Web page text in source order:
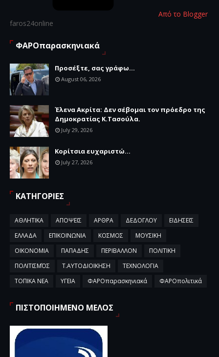
Από το Blogger
faros24online
ΦΑΡΟπαρασκηνιακά
Προσέξτε, σας γράφω...
August 06, 2026
Έλενα Ακρίτα: Δεν σέβομαι τον πρόεδρο της
Δημοκρατίας Κ.Τασούλα.
July 29, 2026
Κορίτσια ευχαριστώ...
July 27, 2026
ΚΑΤΗΓΟΡΙΕΣ
ΑΘΛΗΤΙΚΑ ΑΠΟΨΕΙΣ ΑΡΘΡΑ ΔΕΔΟΓΛΟΥ
ΕΙΔΗΣΕΙΣ
ΕΛΛΑΔΑ
ΕΠΙΚΟΙΝΩΝΙΑ ΚΟΣΜΟΣ
ΜΟΥΣΙΚΗ
ΟΙΚΟΝΟΜΙΑ
ΠΑΠΑΔΗΣ ΠΕΡΙΒΑΛΛΟΝ
ΠΟΛΙΤΙΚΗ
ΠΟΛΙΤΙΣΜΌΣ
Τ.ΑΥΤΟΔΙΟΙΚΗΣΗ
ΤΕΧΝΟΛΟΓΙΑ
ΤΟΠΙΚΑ ΝΕΑ
ΥΓΕΙΑ ΦΑΡΟπαρασκηνιακά ΦΑΡΟπολιτικά
ΠΙΣΤΟΠΟΙΗΜΕΝΟ ΜΕΛΟΣ